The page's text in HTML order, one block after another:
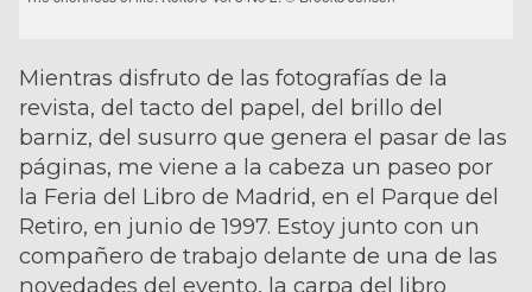
Mientras disfruto de las fotografías de la
revista, del tacto del papel, del brillo del
barniz, del susurro que genera el pasar de las
páginas, me viene a la cabeza un paseo por
la Feria del Libro de Madrid, en el Parque del
Retiro, en junio de 1997. Estoy junto con un
compañero de trabajo delante de una de las
novedades del evento, la carpa del libro